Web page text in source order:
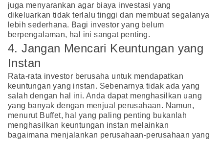
juga menyarankan agar biaya investasi yang
dikeluarkan tidak terlalu tinggi dan membuat segalanya
lebih sederhana. Bagi investor yang belum
berpengalaman, hal ini sangat penting.
4. Jangan Mencari Keuntungan yang
Instan
Rata-rata investor berusaha untuk mendapatkan
keuntungan yang instan. Sebenarnya tidak ada yang
salah dengan hal ini. Anda dapat menghasilkan uang
yang banyak dengan menjual perusahaan. Namun,
menurut Buffet, hal yang paling penting bukanlah
menghasilkan keuntungan instan melainkan
bagaimana menjalankan perusahaan-perusahaan yang